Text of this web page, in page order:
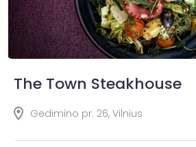
The Town Steakhouse
Gedimino pr. 26, Vilnius